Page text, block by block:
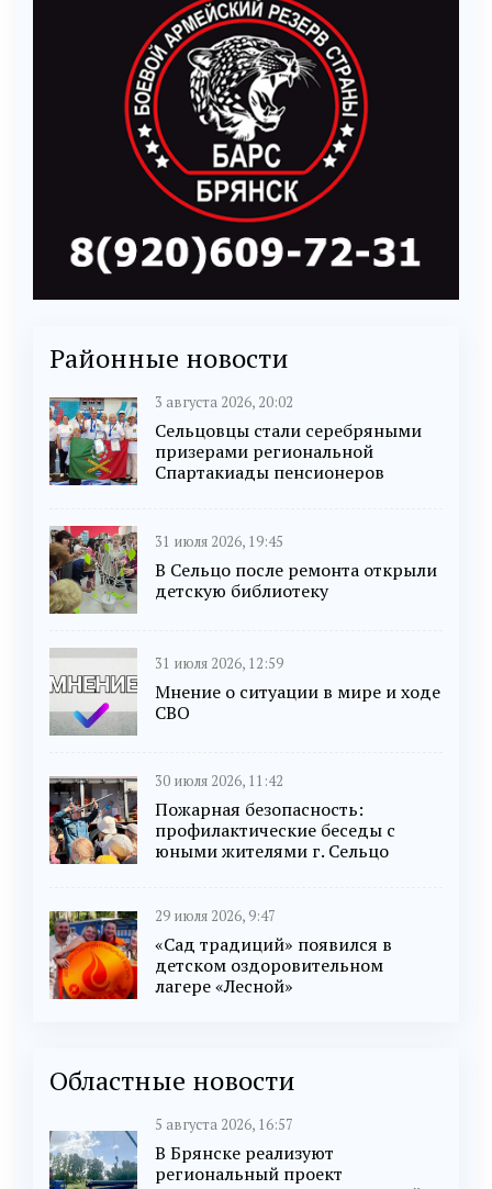
Районные новости
3 августа 2026, 20:02
Сельцовцы стали серебряными
призерами региональной
Спартакиады пенсионеров
31 июля 2026, 19:45
В Сельцо после ремонта открыли
детскую библиотеку
31 июля 2026, 12:59
Мнение о ситуации в мире и ходе
СВО
30 июля 2026, 11:42
Пожарная безопасность:
профилактические беседы с
юными жителями г. Сельцо
29 июля 2026, 9:47
«Сад традиций» появился в
детском оздоровительном
лагере «Лесной»
Областные новости
5 августа 2026, 16:57
В Брянске реализуют
региональный проект